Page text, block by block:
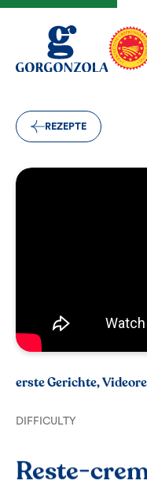
REZEPTE
erste Gerichte,
DIFFICULTY
Reste-